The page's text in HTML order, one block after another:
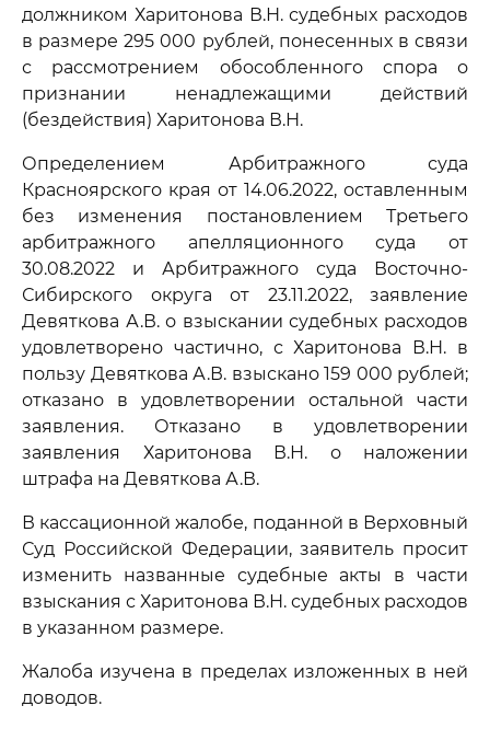
должником Харитонова В.Н. судебных расходов
в размере 295 000 рублей, понесенных в связи
с рассмотрением обособленного спора о
признании ненадлежащими действий
(бездействия) Харитонова В.Н.
Определением Арбитражного суда
Красноярского края от 14.06.2022, оставленным
без изменения постановлением Третьего
арбитражного апелляционного суда от
30.08.2022 и Арбитражного суда Восточно-
Сибирского округа от 23.11.2022, заявление
Девяткова А.В. о взыскании судебных расходов
удовлетворено частично, с Харитонова В.Н. в
пользу Девяткова А.В. взыскано 159 000 рублей;
отказано в удовлетворении остальной части
заявления. Отказано в удовлетворении
заявления Харитонова В.Н. о наложении
штрафа на Девяткова А.В.
В кассационной жалобе, поданной в Верховный
Суд Российской Федерации, заявитель просит
изменить названные судебные акты в части
взыскания с Харитонова В.Н. судебных расходов
в указанном размере.
Жалоба изучена в пределах изложенных в ней
доводов.